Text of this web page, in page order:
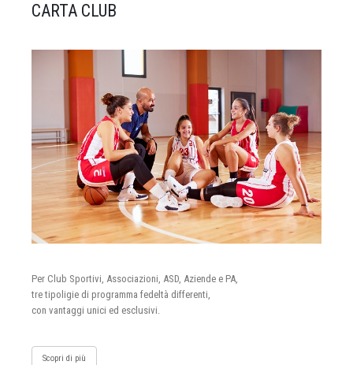
CARTA CLUB
Per Club Sportivi, Associazioni, ASD, Aziende e PA,
tre tipoligie di programma fedeltà differenti,
con vantaggi unici ed esclusivi.
Scopri di più